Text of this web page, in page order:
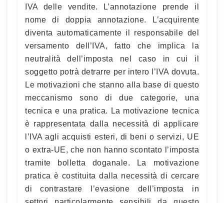
IVA delle vendite. L’annotazione prende il
nome di doppia annotazione. L’acquirente
diventa automaticamente il responsabile del
versamento dell’IVA, fatto che implica la
neutralità dell’imposta nel caso in cui il
soggetto potrà detrarre per intero l’IVA dovuta.
Le motivazioni che stanno alla base di questo
meccanismo sono di due categorie, una
tecnica e una pratica. La motivazione tecnica
è rappresentata dalla necessità di applicare
l’IVA agli acquisti esteri, di beni o servizi, UE
o extra-UE, che non hanno scontato l’imposta
tramite bolletta doganale. La motivazione
pratica è costituita dalla necessità di cercare
di contrastare l’evasione dell’imposta in